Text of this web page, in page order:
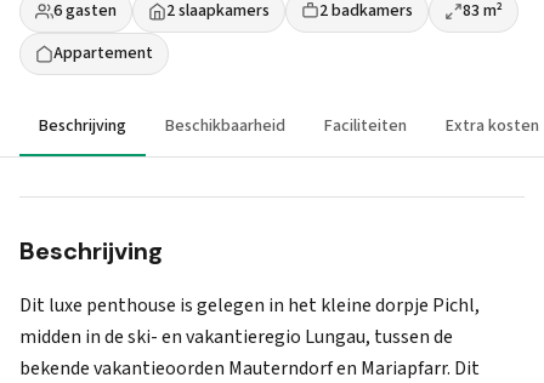
6 gasten 2 slaapkamers 2 badkamers
83 m²
Appartement
Beschrijving Beschikbaarheid Faciliteiten Extra kosten
Beschrijving
Dit luxe penthouse is gelegen in het kleine dorpje Pichl,
midden in de ski- en vakantieregio Lungau, tussen de
bekende vakantieoorden Mauterndorf en Mariapfarr. Dit